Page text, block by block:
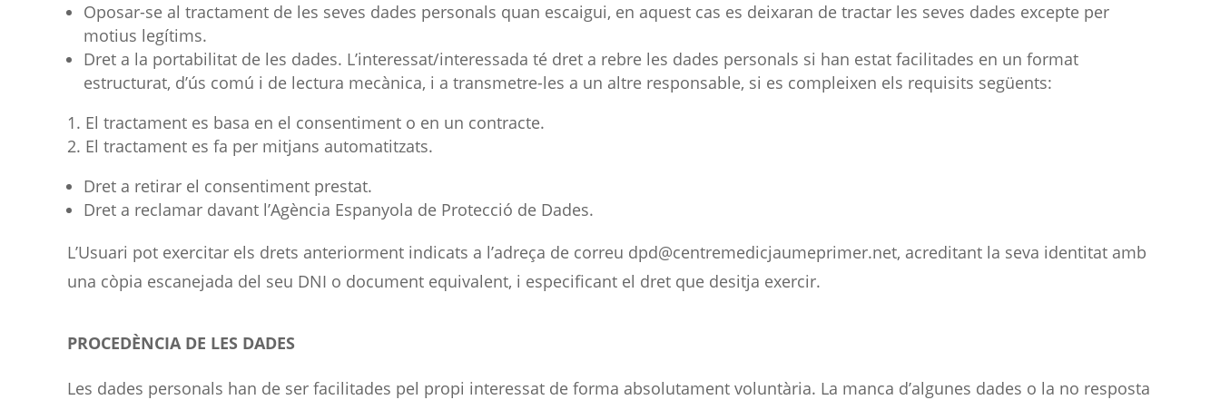
Oposar-se al tractament de les seves dades personals quan escaigui, en aquest cas es deixaran de tractar les seves dades excepte per
motius legítims.
Dret a la portabilitat de les dades. L’interessat/interessada té dret a rebre les dades personals si han estat facilitades en un format
estructurat, d’ús comú i de lectura mecànica, i a transmetre-les a un altre responsable, si es compleixen els requisits següents:
El tractament es basa en el consentiment o en un contracte.
El tractament es fa per mitjans automatitzats.
Dret a retirar el consentiment prestat.
Dret a reclamar davant l’Agència Espanyola de Protecció de Dades.
L’Usuari pot exercitar els drets anteriorment indicats a l’adreça de correu dpd@centremedicjaumeprimer.net, acreditant la seva identitat amb
una còpia escanejada del seu DNI o document equivalent, i especificant el dret que desitja exercir.
PROCEDÈNCIA DE LES DADES
Les dades personals han de ser facilitades pel propi interessat de forma absolutament voluntària. La manca d’algunes dades o la no resposta